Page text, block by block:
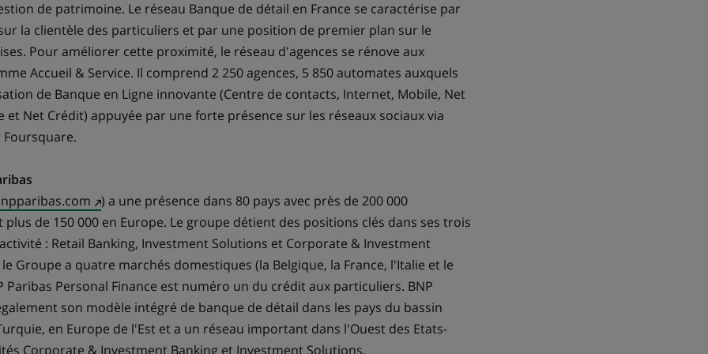
de patrimoine. Le réseau Banque de détail en France se caractérise par
la clientèle des particuliers et par une position de premier plan sur le
Pour améliorer cette proximité, le réseau d'agences se rénove aux
Accueil & Service. Il comprend 2 250 agences, 5 850 automates auxquels
de Banque en Ligne innovante (Centre de contacts, Internet, Mobile, Net
et Net Crédit) appuyée par une forte présence sur les réseaux sociaux via
Foursquare.
(Ce
lien
s'ouvre
dans
un
nouvel
onglet)
) a une présence dans 80 pays avec près de 200 000
de 150 000 en Europe. Le groupe détient des positions clés dans ses trois
: Retail Banking, Investment Solutions et Corporate & Investment
le Groupe a quatre marchés domestiques (la Belgique, la France, l'Italie et le
Paribas Personal Finance est numéro un du crédit aux particuliers. BNP
son modèle intégré de banque de détail dans les pays du bassin
en Europe de l'Est et a un réseau important dans l'Ouest des Etats-
Corporate & Investment Banking et Investment Solutions,